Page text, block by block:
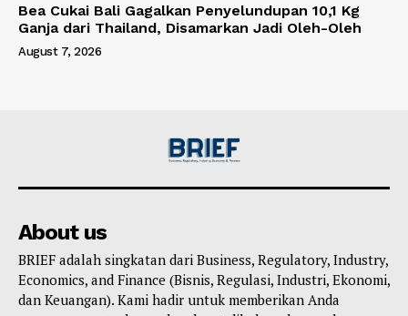
Bea Cukai Bali Gagalkan Penyelundupan 10,1 Kg
Ganja dari Thailand, Disamarkan Jadi Oleh-Oleh
August 7, 2026
About us
BRIEF adalah singkatan dari Business, Regulatory, Industry,
Economics, and Finance (Bisnis, Regulasi, Industri, Ekonomi,
dan Keuangan). Kami hadir untuk memberikan Anda